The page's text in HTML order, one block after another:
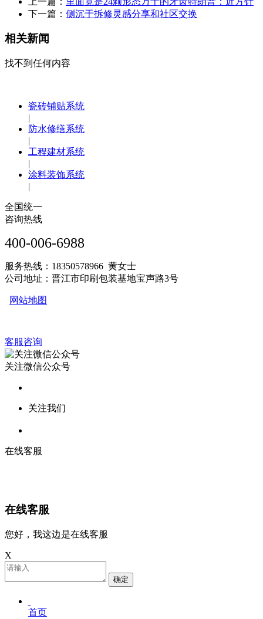
下一篇： 侧沉于拆修灵感分享和社区交换
相关新闻
找不到任何内容
瓷砖铺贴系统
|
防水修缮系统
|
工程建材系统
|
涂料装饰系统
|
全国统一
咨询热线
400-006-6988
服务热线：18350578966 黄女士
公司地址：晋江市印刷包装基地宝声路3号
网站地图
客服咨询
关注微信公众号
关注我们
在线客服
在线客服
您好，我这边是在线客服
X
确定
首页